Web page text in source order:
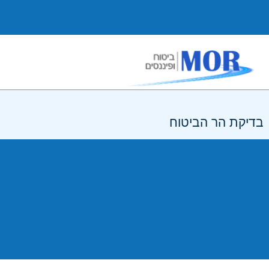
בדיקת הר הביטוח